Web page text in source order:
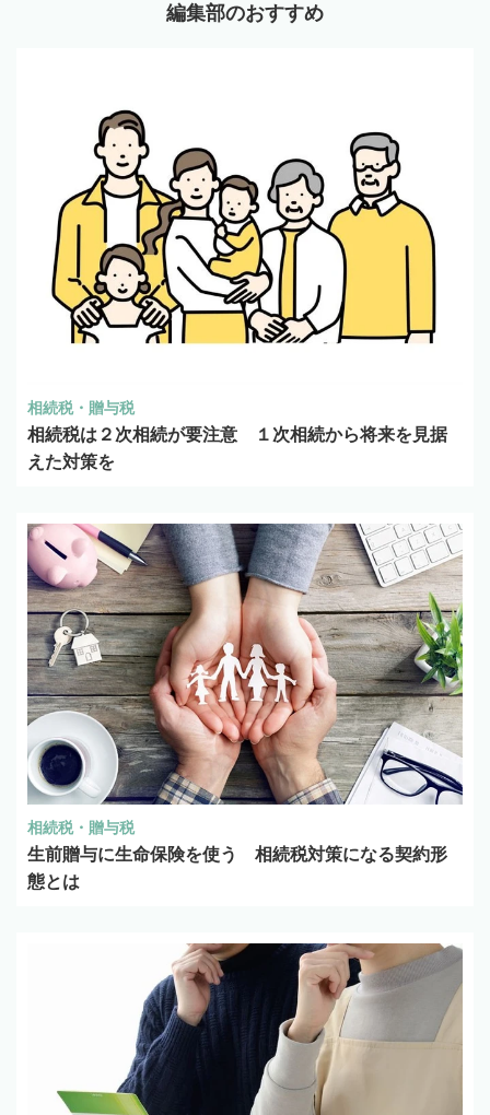
編集部のおすすめ
相続税・贈与税
相続税は２次相続が要注意 １次相続から将来を見据
えた対策を
相続税・贈与税
生前贈与に生命保険を使う 相続税対策になる契約形
態とは